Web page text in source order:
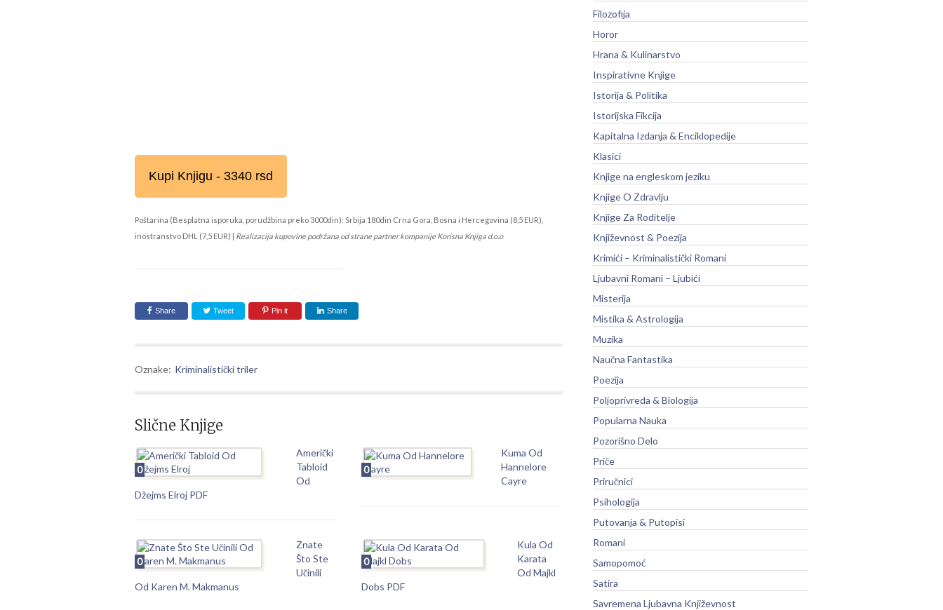
Kupi Knjigu - 3340 rsd
Poštarina (Besplatna isporuka, porudžbina preko 3000din): Srbija 180din Crna Gora, Bosna i Hercegovina (8,5 EUR),
inostranstvo DHL (7,5 EUR) | Realizacija kupovine podržana od strane partner kompanije Korisna Knjiga d.o.o
Share Tweet Pin it Share
Oznake: Kriminalistički triler
Slične Knjige
0
Američki
Tabloid
Od
Džejms Elroj PDF
0
Kuma Od
Hannelore
Cayre
0
Znate
Što Ste
Učinili
Od Karen M. Makmanus
0
Kula Od
Karata
Od Majkl
Dobs PDF
Filozofija
Horor
Hrana & Kulinarstvo
Inspirativne Knjige
Istorija & Politika
Istorijska Fikcija
Kapitalna Izdanja & Enciklopedije
Klasici
Knjige na engleskom jeziku
Knjige O Zdravlju
Knjige Za Roditelje
Književnost & Poezija
Krimići – Kriminalistički Romani
Ljubavni Romani – Ljubići
Misterija
Mistika & Astrologija
Muzika
Naučna Fantastika
Poezija
Poljoprivreda & Biologija
Popularna Nauka
Pozorišno Delo
Priče
Priručnici
Psihologija
Putovanja & Putopisi
Romani
Samopomoć
Satira
Savremena Ljubavna Književnost